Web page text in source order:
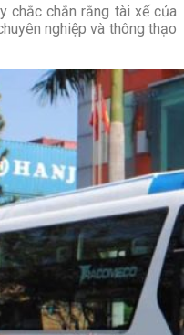
chắc chắn rằng tài xế của
nghiệp và thông thạo